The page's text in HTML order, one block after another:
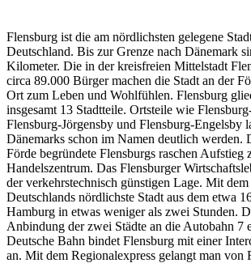
Flensburg ist die am nördlichsten gelegene
Deutschland. Bis zur Grenze nach Dänemark
Kilometer. Die in der kreisfreien Mittelstadt
circa 89.000 Bürger machen die Stadt an der
Ort zum Leben und Wohlfühlen. Flensburg
insgesamt 13 Stadtteile. Ortsteile wie
Flensburg-Jörgensby und Flensburg-Engelsby
Dänemarks schon im Namen deutlich werden.
Förde begründete Flensburgs raschen Aufstieg
Handelszentrum. Das Flensburger
der verkehrstechnisch günstigen Lage. Mit
Deutschlands nördlichste Stadt aus dem etwa
Hamburg in etwas weniger als zwei Stunden.
Anbindung der zwei Städte an die Autobahn 7
Deutsche Bahn bindet Flensburg mit einer
an. Mit dem Regionalexpress gelangt man von